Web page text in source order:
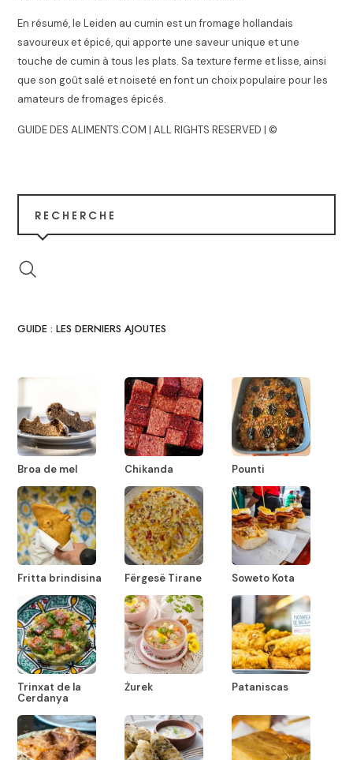
En résumé, le Leiden au cumin est un fromage hollandais
savoureux et épicé, qui apporte une saveur unique et une
touche de cumin à tous les plats. Sa texture ferme et lisse, ainsi
que son goût salé et noiseté en font un choix populaire pour les
amateurs de fromages épicés.
GUIDE DES ALIMENTS.COM | ALL RIGHTS RESERVED | ©
RECHERCHE
GUIDE : LES DERNIERS AJOUTES
Broa de mel Chikanda Pounti
Fritta brindisina Fërgesë Tirane Soweto Kota
Trinxat de la
Cerdanya
Żurek Pataniscas